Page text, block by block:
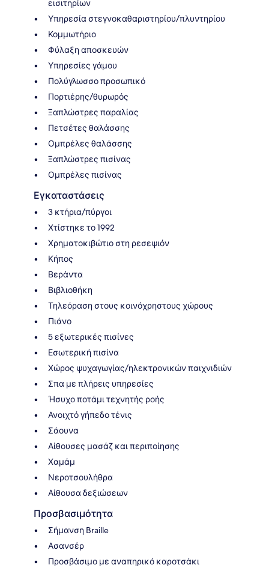
εισιτηρίων
Υπηρεσία στεγνοκαθαριστηρίου/πλυντηρίου
Κομμωτήριο
Φύλαξη αποσκευών
Υπηρεσίες γάμου
Πολύγλωσσο προσωπικό
Πορτιέρης/θυρωρός
Ξαπλώστρες παραλίας
Πετσέτες θαλάσσης
Ομπρέλες θαλάσσης
Ξαπλώστρες πισίνας
Ομπρέλες πισίνας
Εγκαταστάσεις
3 κτήρια/πύργοι
Χτίστηκε το 1992
Χρηματοκιβώτιο στη ρεσεψιόν
Κήπος
Βεράντα
Βιβλιοθήκη
Τηλεόραση στους κοινόχρηστους χώρους
Πιάνο
5 εξωτερικές πισίνες
Εσωτερική πισίνα
Χώρος ψυχαγωγίας/ηλεκτρονικών παιχνιδιών
Σπα με πλήρεις υπηρεσίες
Ήσυχο ποτάμι τεχνητής ροής
Ανοιχτό γήπεδο τένις
Σάουνα
Αίθουσες μασάζ και περιποίησης
Χαμάμ
Νεροτσουλήθρα
Αίθουσα δεξιώσεων
Προσβασιμότητα
Σήμανση Braille
Ασανσέρ
Προσβάσιμο με αναπηρικό καροτσάκι